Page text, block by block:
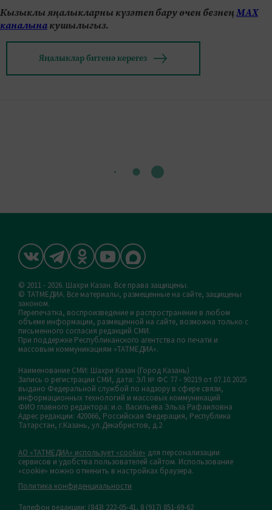
Кызыклы яңалыкларны күзәтеп бару өчен безнеңМАХ
каналынакушылыгыз.
Яңалыклар битенә керегез
© 2011 - 2026. Шахри Казан. Все права защищены.
© ТАТМЕДИА. Все материалы, размещенные на сайте, защищены
законом.
Перепечатка, воспроизведение и распространение в любом
объеме информации, размещенной на сайте, возможна только с
письменного согласия редакций СМИ.
При поддержке Республиканского агентства по печати и
массовым коммуникациям «ТАТМЕДИА».
Наименование СМИ: Шахри Казан (Город Казань)
Запись о регистрации СМИ, дата: ЭЛ № ФС 77 - 90219 от 07.10.2025
выдано Федеральной службой по надзору в сфере связи,
информационных технологий и массовых коммуникаций
ФИО главного редактора: и.о. Васильева Эльза Рафаиловна
Адрес редакции: 420066, Российская Федерация, Республика
Татарстан, г.Казань, ул.Декабристов, д.2
АО «ТАТМЕДИА» использует «cookie» для персонализации
сервисов и удобства пользователей сайтом. Использование
«cookie» можно отменить в настройках браузера.
Политика конфиденциальности
Телефон редакции: (843) 222-05-41, 8 (917) 851-69-62